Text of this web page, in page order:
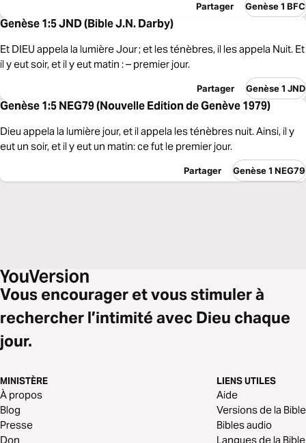
Partager Genèse 1 BFC
Genèse 1:5 JND (Bible J.N. Darby)
Et DIEU appela la lumière Jour ; et les ténèbres, il les appela Nuit. Et
il y eut soir, et il y eut matin : – premier jour.
Partager Genèse 1 JND
Genèse 1:5 NEG79 (Nouvelle Edition de Genève 1979)
Dieu appela la lumière jour, et il appela les ténèbres nuit. Ainsi, il y
eut un soir, et il y eut un matin: ce fut le premier jour.
Partager Genèse 1 NEG79
Vous encourager et vous stimuler à
rechercher l’intimité avec Dieu chaque
jour.
MINISTÈRE
À propos
Blog
Presse
Don
LIENS UTILES
Aide
Versions de la Bible
Bibles audio
Langues de la Bible